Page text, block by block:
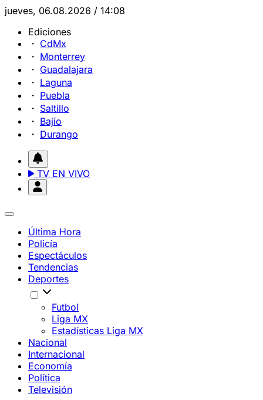
jueves, 06.08.2026 / 14:08
Ediciones
CdMx
Monterrey
Guadalajara
Laguna
Puebla
Saltillo
Bajío
Durango
TV EN VIVO
Última Hora
Policía
Espectáculos
Tendencias
Deportes
Futbol
Liga MX
Estadísticas Liga MX
Nacional
Internacional
Economía
Política
Televisión